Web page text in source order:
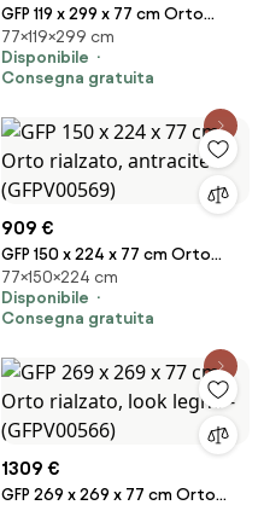
GFP 119 x 299 x 77 cm Orto
rialzato, look legno -
(GFPV00610)
77×119×299 cm
Disponibile
Consegna gratuita
909 €
GFP 150 x 224 x 77 cm Orto
rialzato, antracite -
(GFPV00569)
77×150×224 cm
Disponibile
Consegna gratuita
1309 €
GFP 269 x 269 x 77 cm Orto